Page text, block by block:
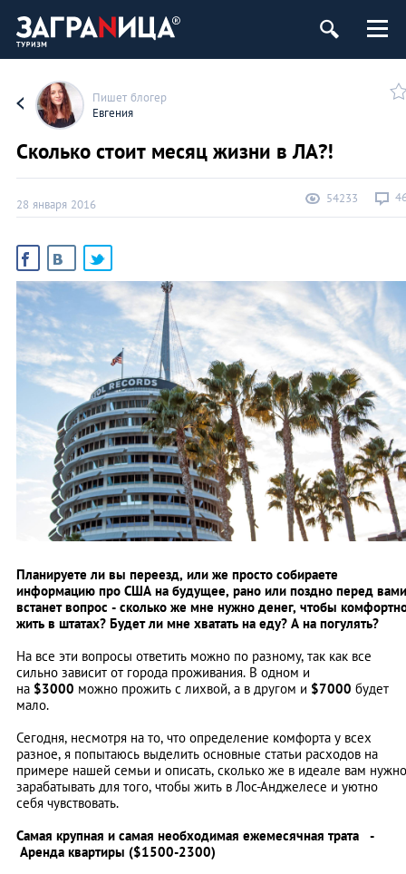
Пишет блогер
Евгения
Сколько стоит месяц жизни в ЛА?!
28 января 2016 54233
Планируете ли вы переезд, или же просто собираете
информацию про США на будущее, рано или поздно перед вами
встанет вопрос - сколько же мне нужно денег, чтобы
жить в штатах? Будет ли мне хватать на еду? А на погулять?
На все эти вопросы ответить можно по разному, так как все
сильно зависит от города проживания. В одном и
на $3000 можно прожить с лихвой, а в другом и $7000 будет
мало.
Сегодня, несмотря на то, что определение комфорта у всех
разное, я попытаюсь выделить основные статьи расходов на
примере нашей семьи и описать, сколько же в идеале вам нужно
зарабатывать для того, чтобы жить в Лос-Анджелесе и уютно
себя чувствовать.
Самая крупная и самая необходимая ежемесячная трата -
Аренда квартиры ($1500-2300)